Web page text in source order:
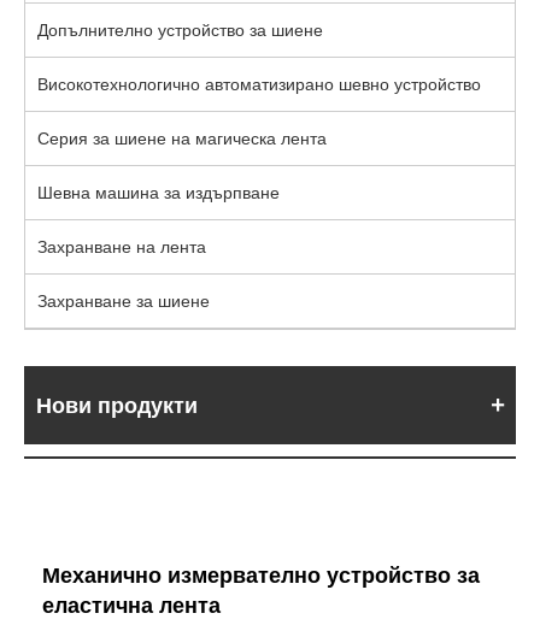
Допълнително устройство за шиене
Високотехнологично автоматизирано шевно устройство
Серия за шиене на магическа лента
Шевна машина за издърпване
Захранване на лента
Захранване за шиене
Нови продукти
Механично измервателно устройство за
еластична лента